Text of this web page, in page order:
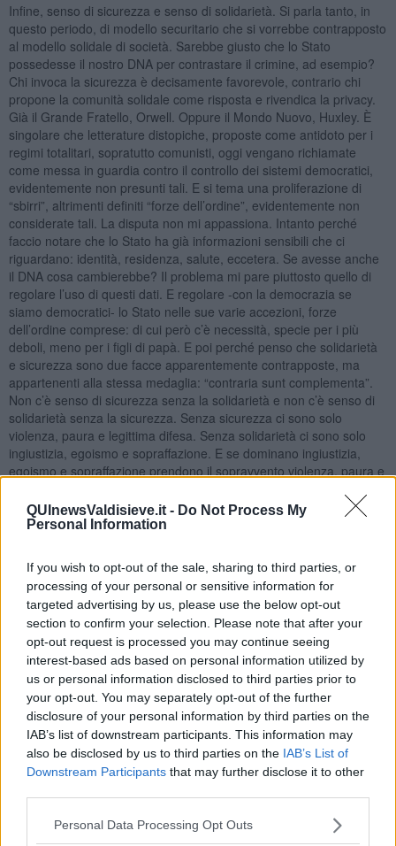
QUInewsValdisieve.it - Do Not Process My
Personal Information
If you wish to opt-out of the sale, sharing to third parties, or
processing of your personal or sensitive information for
targeted advertising by us, please use the below opt-out
section to confirm your selection. Please note that after your
opt-out request is processed you may continue seeing
interest-based ads based on personal information utilized by
us or personal information disclosed to third parties prior to
your opt-out. You may separately opt-out of the further
disclosure of your personal information by third parties on the
IAB’s list of downstream participants. This information may
also be disclosed by us to third parties on the IAB’s List of
Downstream Participants that may further disclose it to other
Personal Data Processing Opt Outs
Infine, senso di sicurezza e senso di solidarietà. Si parla tanto, in
questo periodo, di modello securitario che si vorrebbe contrapposto
al modello solidale di società. Sarebbe giusto che lo Stato
possedesse il nostro DNA per contrastare il crimine, ad esempio?
Chi invoca la sicurezza è decisamente favorevole, contrario chi
propone la comunità solidale come risposta e rivendica la privacy.
Già il Grande Fratello, Orwell. Oppure il Mondo Nuovo, Huxley. È
singolare che letterature distopiche, proposte come antidoto per i
regimi totalitari, sopratutto comunisti, oggi vengano richiamate
come messa in guardia contro il controllo dei sistemi democratici,
evidentemente non presunti tali. E si tema una proliferazione di
“sbirri”, altrimenti definiti “forze dell’ordine”, evidentemente non
considerate tali. La disputa non mi appassiona. Intanto perché
faccio notare che lo Stato ha già informazioni sensibili che ci
riguardano: identità, residenza, salute, eccetera. Se avesse anche
il DNA cosa cambierebbe? Il problema mi pare piuttosto quello di
regolare l’uso di questi dati. E regolare -con la democrazia se
siamo democratici- lo Stato nelle sue varie accezioni, forze
dell’ordine comprese: di cui però c’è necessità, specie per i più
deboli, meno per i figli di papà. E poi perché penso che solidarietà
e sicurezza sono due facce apparentemente contrapposte, ma
appartenenti alla stessa medaglia: “contraria sunt complementa”.
Non c’è senso di sicurezza senza la solidarietà e non c’è senso di
solidarietà senza la sicurezza. Senza sicurezza ci sono solo
violenza, paura e legittima difesa. Senza solidarietà ci sono solo
ingiustizia, egoismo e sopraffazione. E se dominano ingiustizia,
egoismo e sopraffazione prendono il sopravvento violenza, paura e
contraddittorio e giustificazionista. Ma è perché solidarietà e
sicurezza devono marciare di pari passo in una comunità. Perché
comunità siamo e costruiamo che fa la differenza. Ed è meglio
essere solidali e sicuri perché una società che acquisisce il senso
congiunto della solidarietà e della sicurezza è una società dove
diritti e doveri sono indissolubili e complementari. Una società
aperta e regolata. Più solidale e sicura: e viceversa. E con tutto
questo cosa c’entra il sangue? Evocare la nascita di sangue,
anziché di suolo, per determinare il diritto di cittadinanza, oltretutto
di bambini, mi pare solamente un mostruoso, crudele e cruento
retaggio di barbarie. Anche perché quale sarebbe la differenza di
sangue? Lasciamolo in pace, il sangue: se ne sparge già troppo
sulla Terra.
Libero Venturi
Chiedo scusa agli schermidori e in particolare a Salvatore Sanzo -